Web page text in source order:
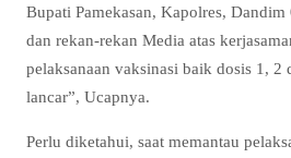
Bupati Pamekasan, Kapolres, Dandim
dan rekan-rekan Media atas
pelaksanaan vaksinasi baik dosis 1, 2
lancar”, Ucapnya.
Perlu diketahui, saat memantau